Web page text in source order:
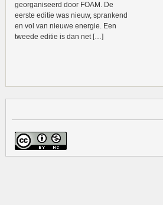
georganiseerd door FOAM. De
eerste editie was nieuw, sprankend
en vol van nieuwe energie. Een
tweede editie is dan net […]